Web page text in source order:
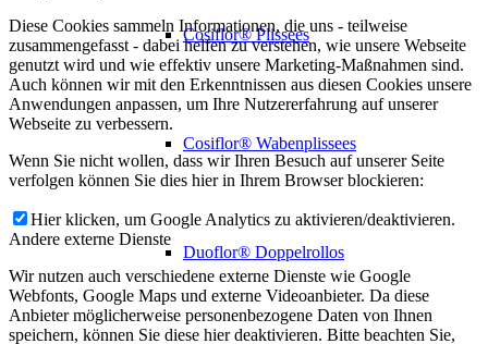
Cosiflor® Plissees
Cosiflor® Wabenplissees
Duoflor® Doppelrollos
Diese Cookies sammeln Informationen, die uns - teilweise
zusammengefasst - dabei helfen zu verstehen, wie unsere Webseite
genutzt wird und wie effektiv unsere Marketing-Maßnahmen sind.
Auch können wir mit den Erkenntnissen aus diesen Cookies unsere
Anwendungen anpassen, um Ihre Nutzererfahrung auf unserer
Webseite zu verbessern.
Wenn Sie nicht wollen, dass wir Ihren Besuch auf unserer Seite
verfolgen können Sie dies hier in Ihrem Browser blockieren:
Hier klicken, um Google Analytics zu aktivieren/deaktivieren.
Andere externe Dienste
Wir nutzen auch verschiedene externe Dienste wie Google
Webfonts, Google Maps und externe Videoanbieter. Da diese
Anbieter möglicherweise personenbezogene Daten von Ihnen
speichern, können Sie diese hier deaktivieren. Bitte beachten Sie,